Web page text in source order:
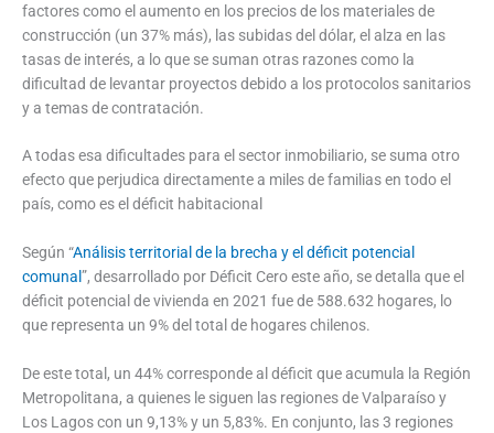
factores como el aumento en los precios de los materiales de
construcción (un 37% más), las subidas del dólar, el alza en las
tasas de interés, a lo que se suman otras razones como la
dificultad de levantar proyectos debido a los protocolos sanitarios
y a temas de contratación.
A todas esa dificultades para el sector inmobiliario, se suma otro
efecto que perjudica directamente a miles de familias en todo el
país, como es el déficit habitacional
Según “Análisis territorial de la brecha y el déficit potencial
comunal ”, desarrollado por Déficit Cero este año, se detalla que el
déficit potencial de vivienda en 2021 fue de 588.632 hogares, lo
que representa un 9% del total de hogares chilenos.
De este total, un 44% corresponde al déficit que acumula la Región
Metropolitana, a quienes le siguen las regiones de Valparaíso y
Los Lagos con un 9,13% y un 5,83%. En conjunto, las 3 regiones